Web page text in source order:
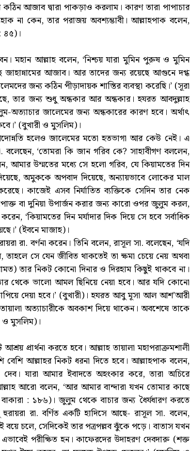
আজাব দ্বারা পাকড়াও করলাম। কারণ তারা পাপাচার
না কেন, তার পরাজয় অবশ্যম্ভাবী। আল্লাহপাক বলেন,
৪৫)।
মহান আল্লাহ বলেন, ‘নিশ্চয় যারা মুমিন পুরুষ ও মুমিন
জাহান্নামের আজাব। আর তাদের জন্য রয়েছে আগুনে দগ্ধ
জন্য কঠিন পীড়াদায়ক শাস্তির ব্যবস্থা করেছি।’ (সূরা
তার জন্য শুধু অন্ধকার আর অন্ধকার। হযরত আবদুল্লাহ
অত্যাচার জালেমের জন্য অন্ধকারের কারণ হবে। অর্থাৎ
(বুখারী ও মুসলিম)।
হলেও জালেমের মতো হতভাগা আর কেউ নেই। এ
বলেছেন, ‘তোমরা কি জান গরিব কে? সাহাবীগণ বললেন,
আমার উম্মতের মধ্যে সে হলো গরিব, যে কিয়ামতের দিন
অমুককে অপবাদ দিয়েছে, অন্যায়ভাবে লোকের মাল
কাজেই এসব নির্যাতিত ব্যক্তিকে সেদিন তার নেক
বা দুনিয়া উপার্জন করার জন্য কারো ওপর জুলুম করল,
‘কিয়ামতের দিন মর্যাদার দিক দিয়ে সে হবে সর্বাধিক
(ইবনে মাজাহ)।
রা. বর্ণনা করেন। তিনি বলেন, রাসূল সা. বলেছেন, ‘যদি
সে যেন জীবিত থাকতেই তা ক্ষমা চেয়ে নেয় অথবা
তার নিকট কোনো দিনার ও দিরহাম কিছুই থাকবে না।
থেকে ভালো আমল ছিনিয়ে নেয়া হবে। আর যদি কোনো
দেয়া হবে।’ (বুখারী)। হযরত আবু মূসা আল আশ’আরী
অত্যাচারীকে অবকাশ দিয়ে থাকেন। অবশেষে তাকে
ও মুসলিম)।
প্রার্থনা করতে হবে। আল্লাহ তায়ালা মহাপরাক্রমশালী
আল্লাহর নিকট ধরনা দিতে হবে। আল্লাহপাক বলেন,
যারা আমার ইবাদতে অহংকার করে, তারা অচিরে
আরো বলেন, ‘আর আমার বান্দারা যখন তোমার কাছে
: ১৮৬)। জুলুম থেকে বাচার জন্য ধৈর্যধারণ করতে
রা. বর্ণিত একটি হাদিসে আছে- রাসূল সা. বলেন,
বয়ে চলে, সেদিকেই তার পত্রপল্লব ঝুঁকে পড়ে। বাতাস যখন
এভাবেই পরীক্ষিত হন। কাফেরদের উদাহরণ দেবদারু (শক্ত